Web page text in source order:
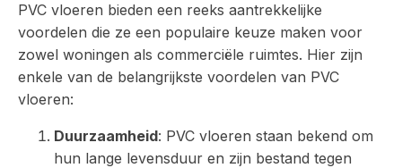
PVC vloeren bieden een reeks aantrekkelijke
voordelen die ze een populaire keuze maken voor
zowel woningen als commerciële ruimtes. Hier zijn
enkele van de belangrijkste voordelen van PVC
vloeren:
Duurzaamheid: PVC vloeren staan bekend om
hun lange levensduur en zijn bestand tegen